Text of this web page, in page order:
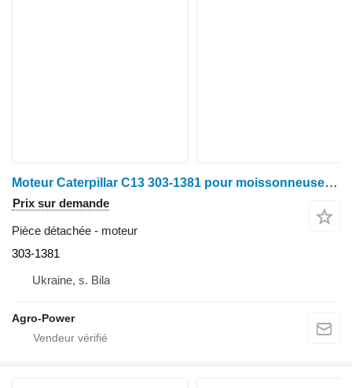
Moteur Caterpillar C13 303-1381 pour moissonneuse-batteuse Claas lexion 560,570,760
Prix sur demande
Pièce détachée - moteur
303-1381
Ukraine, s. Bila
Agro-Power